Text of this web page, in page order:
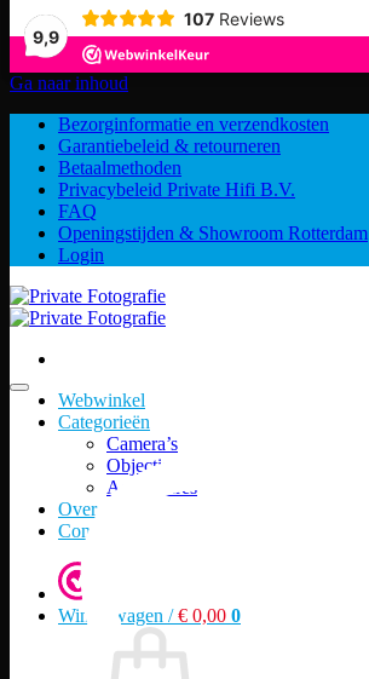
9,9
107 Reviews
Ga naar inhoud
Bezorginformatie en verzendkosten
Garantiebeleid & retourneren
Betaalmethoden
Privacybeleid Private Hifi B.V.
FAQ
Openingstijden & Showroom Rotterdam
Login
Webwinkel
Categorieën
Camera’s
Objectieven
Accessoires
Over ons
Contact
Winkelwagen /€ 0,00 0